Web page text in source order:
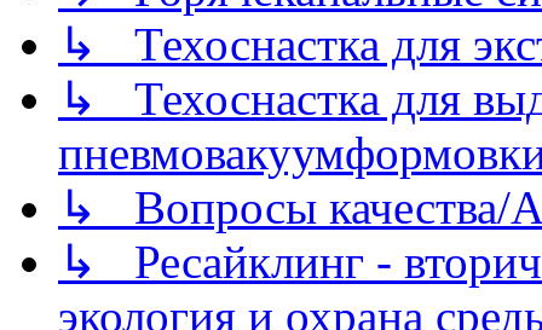
↳ Техоснастка для
↳ Техоснастка для
↳ Вопросы качества/
↳ Ресайклинг -
экология и охрана